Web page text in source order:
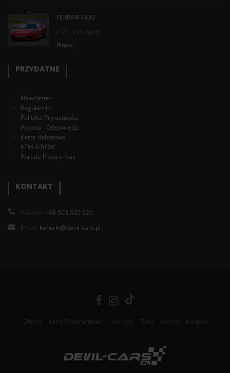
FERRARI F430
315 km/h
Więcej
PRZYDATNE
Newsletter
Regulamin
Polityka Prywatności
Pytania i Odpowiedzi
Karta Rabatowa
KTM X-BOW
Portale Piszą o Nas
KONTAKT
Telefon: +48 503 520 520
Email: kontakt@devil-cars.pl
Oferta Karty Podarunkowe Terminy Tory Eventy Kontakt